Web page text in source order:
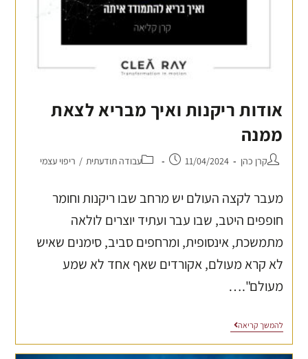
אודות ריקנות ואיך מבריא לצאת
ממנה
קרן כהן 11/04/2024 עבודה תודעתית / ריפוי עצמי
מעבר לקצה העולם יש מרחב שבו ריקנות וחומר
חופפים היטב, שבו עבר ועתיד יוצרים לולאה
מתמשכת, אינסופית, ומרחפים סביב, סימנים שאיש
לא קרא מעולם, אקורדים שאף אחד לא שמע
מעולם".…
להמשך קריאה